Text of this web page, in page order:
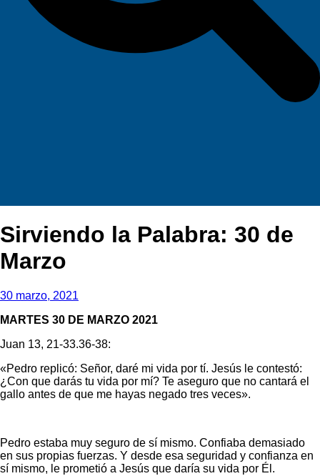
Sirviendo la Palabra: 30 de
Marzo
30 marzo, 2021
MARTES 30 DE MARZO 2021
Juan 13, 21-33.36-38:
«Pedro replicó: Señor, daré mi vida por tí. Jesús le contestó:
¿Con que darás tu vida por mí? Te aseguro que no cantará el
gallo antes de que me hayas negado tres veces».
Pedro estaba muy seguro de sí mismo. Confiaba demasiado
en sus propias fuerzas. Y desde esa seguridad y confianza en
sí mismo, le prometió a Jesús que daría su vida por Él.